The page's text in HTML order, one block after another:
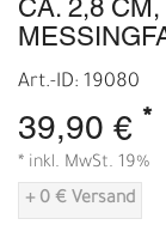
CA. 2,8
Art.-ID: 19080
39,90 € *
* inkl. MwSt. 19%
+ 0 € Versand